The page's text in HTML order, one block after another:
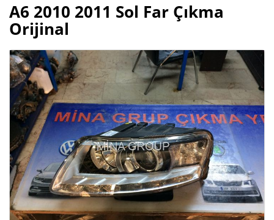
A6 2010 2011 Sol Far Çıkma
Orijinal